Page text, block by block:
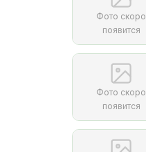
Фото скоро
появится
Фото скоро
появится